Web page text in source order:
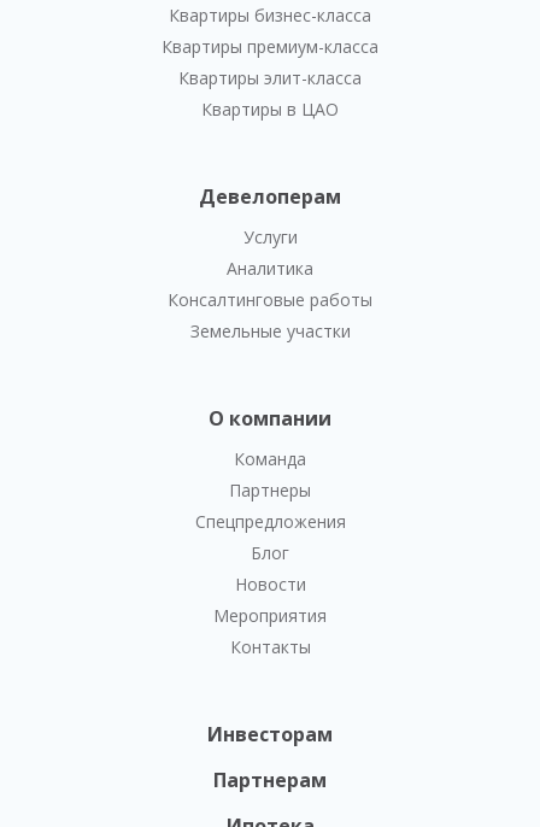
Квартиры бизнес-класса
Квартиры премиум-класса
Квартиры элит-класса
Квартиры в ЦАО
Девелоперам
Услуги
Аналитика
Консалтинговые работы
Земельные участки
О компании
Команда
Партнеры
Спецпредложения
Блог
Новости
Мероприятия
Контакты
Инвесторам
Партнерам